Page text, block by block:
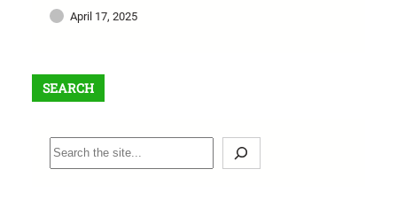
u
a
April 17, 2025
SEARCH
S
e